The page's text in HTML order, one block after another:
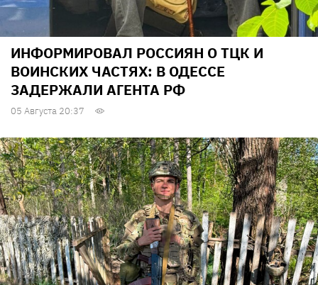
ИНФОРМИРОВАЛ РОССИЯН О ТЦК И
ВОИНСКИХ ЧАСТЯХ: В ОДЕССЕ
ЗАДЕРЖАЛИ АГЕНТА РФ
05 Августа 20:37